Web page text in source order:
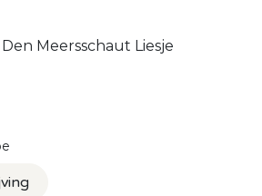
Meersschaut Liesje